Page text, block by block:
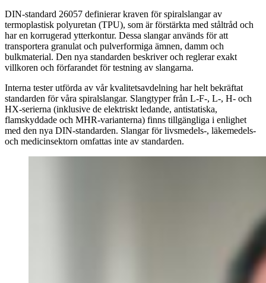
DIN-standard 26057 definierar kraven för spiralslangar av
termoplastisk polyuretan (TPU), som är förstärkta med ståltråd och
har en korrugerad ytterkontur. Dessa slangar används för att
transportera granulat och pulverformiga ämnen, damm och
bulkmaterial. Den nya standarden beskriver och reglerar exakt
villkoren och förfarandet för testning av slangarna.
Interna tester utförda av vår kvalitetsavdelning har helt bekräftat
standarden för våra spiralslangar. Slangtyper från L-F-, L-, H- och
HX-serierna (inklusive de elektriskt ledande, antistatiska,
flamskyddade och MHR-varianterna) finns tillgängliga i enlighet
med den nya DIN-standarden. Slangar för livsmedels-, läkemedels-
och medicinsektorn omfattas inte av standarden.